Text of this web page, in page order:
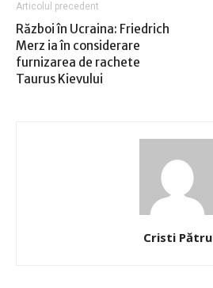
Articolul precedent
Război în Ucraina: Friedrich
Merz ia în considerare
furnizarea de rachete
Taurus Kievului
Cristi Pătru